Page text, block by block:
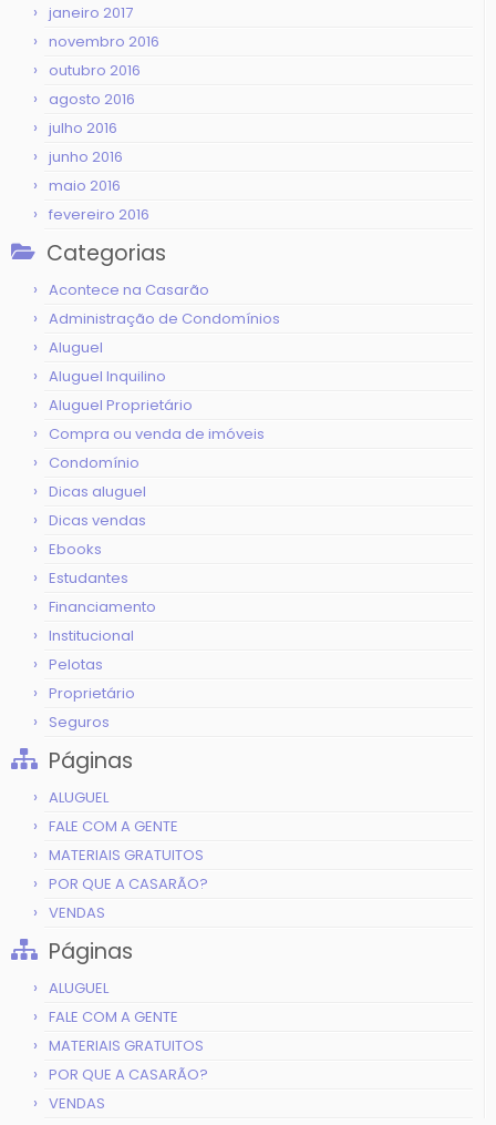
janeiro 2017
novembro 2016
outubro 2016
agosto 2016
julho 2016
junho 2016
maio 2016
fevereiro 2016
Categorias
Acontece na Casarão
Administração de Condomínios
Aluguel
Aluguel Inquilino
Aluguel Proprietário
Compra ou venda de imóveis
Condomínio
Dicas aluguel
Dicas vendas
Ebooks
Estudantes
Financiamento
Institucional
Pelotas
Proprietário
Seguros
Páginas
ALUGUEL
FALE COM A GENTE
MATERIAIS GRATUITOS
POR QUE A CASARÃO?
VENDAS
Páginas
ALUGUEL
FALE COM A GENTE
MATERIAIS GRATUITOS
POR QUE A CASARÃO?
VENDAS